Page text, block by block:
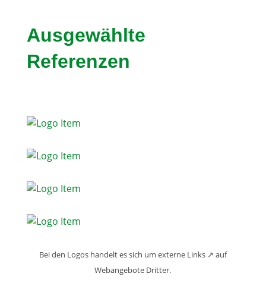
Ausgewählte
Referenzen
Bei den Logos handelt es sich um externe Links ↗ auf
Webangebote Dritter.